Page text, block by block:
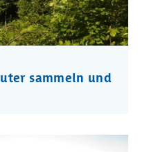
sammeln und